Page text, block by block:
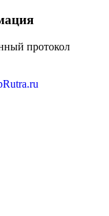
протокол